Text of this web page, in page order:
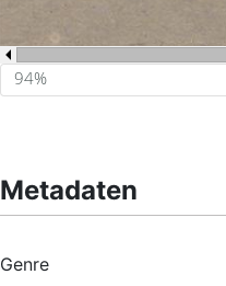
Metadaten
Genre